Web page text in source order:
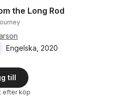
the Long Rod
Engelska 2020
till
efter köp